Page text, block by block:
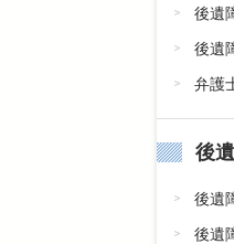
後遺
後遺
弁護
後
後遺
後遺